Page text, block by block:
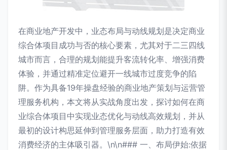
在商业地产开发中，业态布局与动线规划是决定商业
综合体项目成功与否的核心要素，尤其对于二三四线
城市而言，合理的规划能提升客流转化率、增强消费
体验，并通过精准定位避开一线城市过度竞争的陷
阱。作为具备19年操盘经验的商业地产策划与运营管
理服务机构，本文将从实战角度出发，探讨如何在商
业综合体项目中实现业态优化与动线高效规划，并从
最初的设计构思延伸到管理服务层面，助力打造有效
消费经济的主体吸引器。\n\n### 一、布局伊始:依据